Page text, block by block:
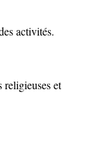
activités.
religieuses et